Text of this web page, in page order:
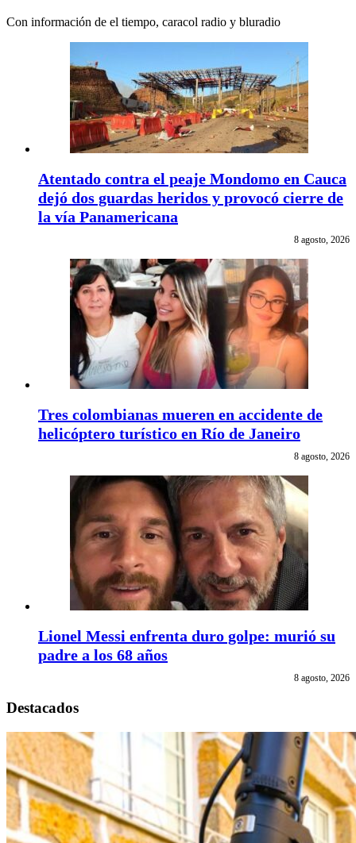
Con información de el tiempo, caracol radio y bluradio
Atentado contra el peaje Mondomo en Cauca
dejó dos guardas heridos y provocó cierre de
la vía Panamericana
8 agosto, 2026
Tres colombianas mueren en accidente de
helicóptero turístico en Río de Janeiro
8 agosto, 2026
Lionel Messi enfrenta duro golpe: murió su
padre a los 68 años
8 agosto, 2026
Destacados